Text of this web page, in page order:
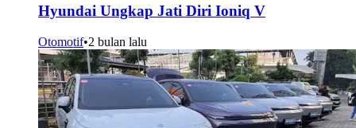
Hyundai Ungkap Jati Diri Ioniq V
Otomotif•2 bulan lalu